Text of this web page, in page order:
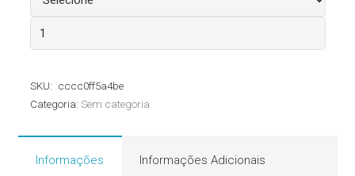
Pinça
Halsted
quantidade
SKU: cccc0ff5a4be
Categoria: Sem categoria
Informações Informações Adicionais